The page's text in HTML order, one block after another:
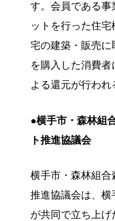
す。会員である事
ットを行った住
宅の建築・販売に
を購入した消費
よる還元が行われ
●横手市・森林組
ト推進協議会
横手市・森林組合
推進協議会は、横
が共同で立ち上げ